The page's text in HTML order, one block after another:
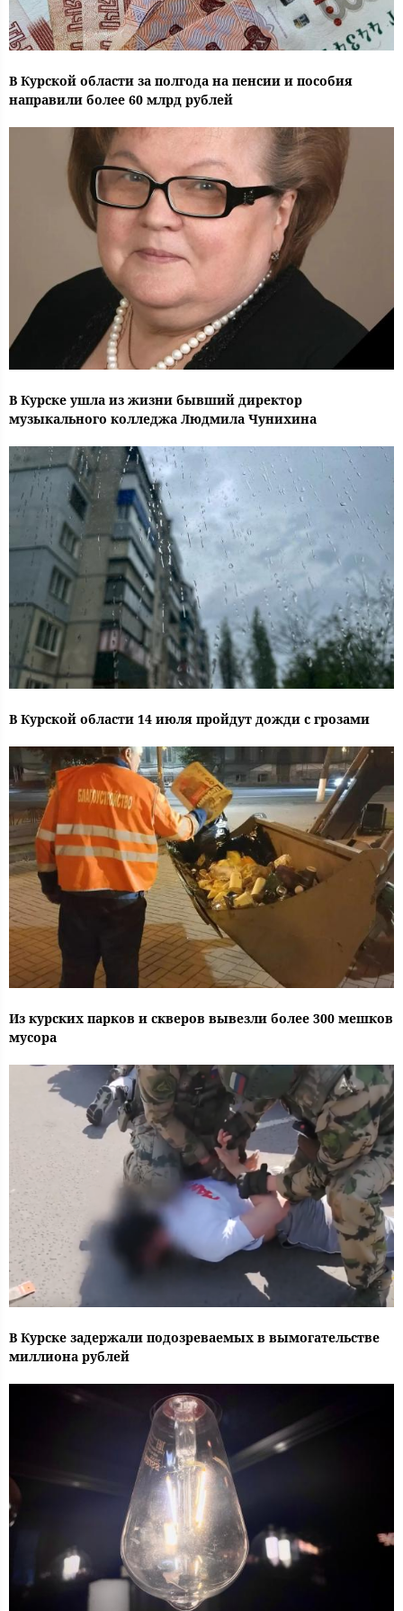
В Курской области за полгода на пенсии и пособия
направили более 60 млрд рублей
В Курске ушла из жизни бывший директор
музыкального колледжа Людмила Чунихина
В Курской области 14 июля пройдут дожди с грозами
Из курских парков и скверов вывезли более 300 мешков
мусора
В Курске задержали подозреваемых в вымогательстве
миллиона рублей